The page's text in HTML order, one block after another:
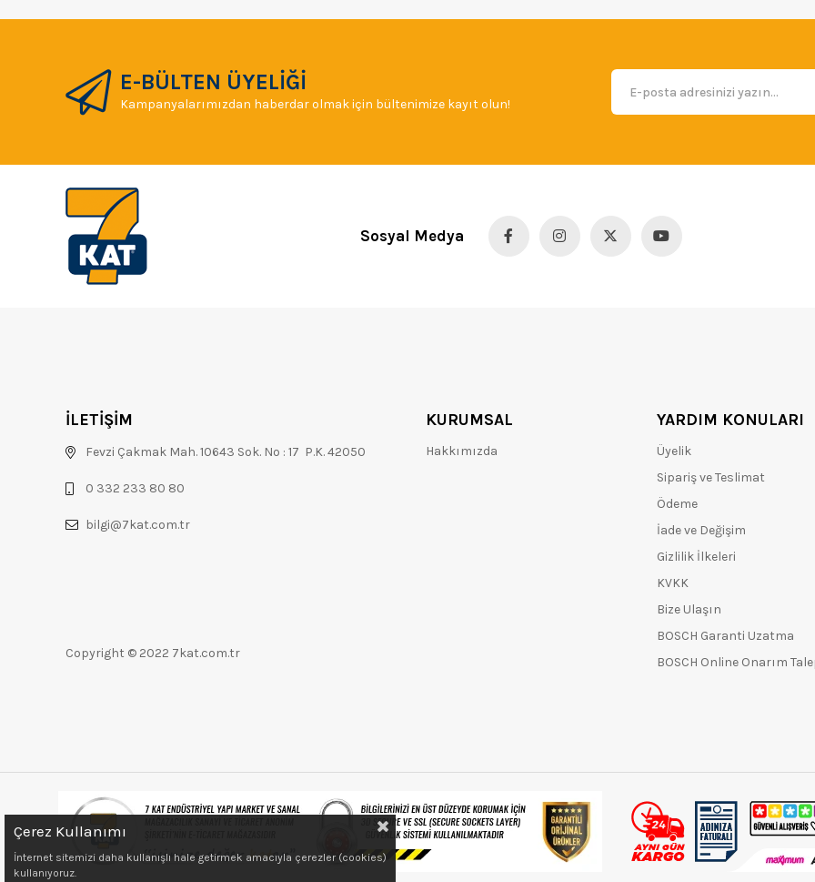
E-BÜLTEN ÜYELİĞİ
Kampanyalarımızdan haberdar olmak için bültenimize kayıt olun!
Sosyal Medya
İLETİŞİM
Fevzi Çakmak Mah. 10643 Sok. No : 17 P.K. 42050
0 332 233 80 80
bilgi@7kat.com.tr
Copyright © 2022 7kat.com.tr
KURUMSAL
Hakkımızda
YARDIM KONULARI
Üyelik
Sipariş ve Teslimat
Ödeme
İade ve Değişim
Gizlilik İlkeleri
KVKK
Bize Ulaşın
BOSCH Garanti Uzatma
BOSCH Online Onarım
Çerez Kullanımı
İnternet sitemizi daha kullanışlı hale getirmek amacıyla çerezler (cookies)
kullanıyoruz.